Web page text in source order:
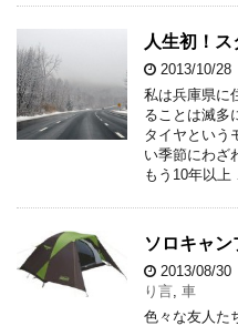
人生初！
2013/10/28
私は兵庫県に
ることは滅多
タイヤという
い季節にわざ
もう10年以上
ソロキャ
2013/08/30
り言 車
色々な友人た